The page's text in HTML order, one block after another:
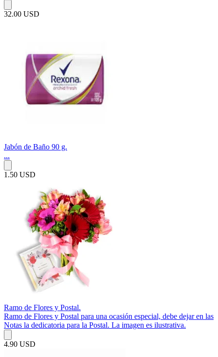
32.00 USD
Jabón de Baño 90 g.
...
1.50 USD
Ramo de Flores y Postal.
Ramo de Flores y Postal para una ocasión especial, debe dejar en las
Notas la dedicatoria para la Postal. La imagen es ilustrativa.
4.90 USD